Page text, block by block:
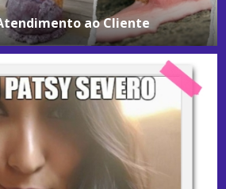
ao Cliente